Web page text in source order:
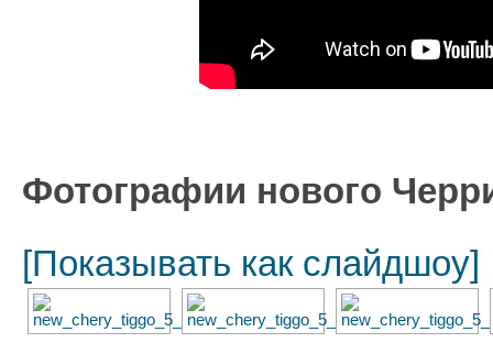
Фотографии нового
[Показывать как слайдшоу]